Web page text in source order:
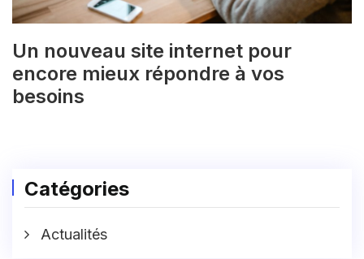
Un nouveau site internet pour
encore mieux répondre à vos
besoins
Catégories
Actualités